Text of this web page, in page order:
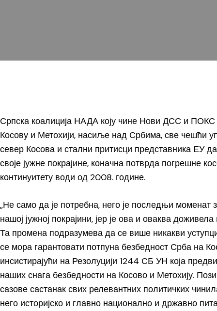
Српска коалиција НАДА коју чине Нови ДСС и ПОКС
Косову и Метохији, насиље над Србима, све чешћи
север Косова и стални притисци представника ЕУ
своје јужне покрајине, коначна потврда погрешне
континуитету води од 2008. године.
„Не само да је потребна, него је последњи моменат
нашој јужној покрајини, јер је ова и оваква
Та промена подразумева да се више никакви
се мора гарантовати потпуна безбедност Срба на
инсистирајући на Резолуцији 1244 СБ УН која
наших снага безбедности на Косово и Метохију.
сазове састанак свих релевантних политичких
него историјско и главно национално и државно